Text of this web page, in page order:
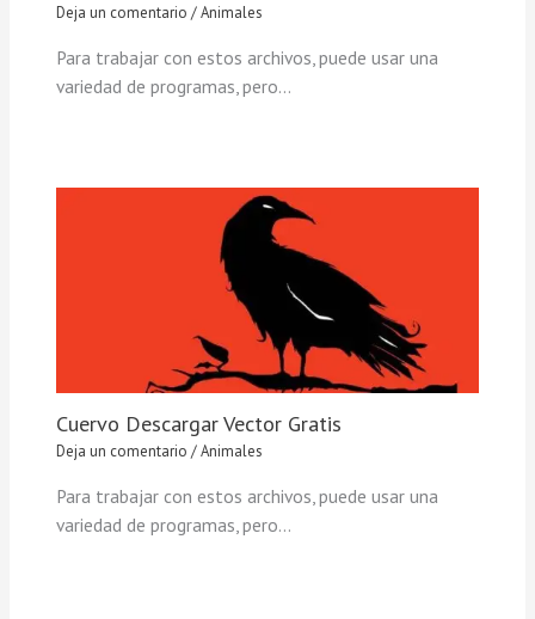
Deja un comentario /Animales
Para trabajar con estos archivos, puede usar una
variedad de programas, pero…
Cuervo Descargar Vector Gratis
Deja un comentario /Animales
Para trabajar con estos archivos, puede usar una
variedad de programas, pero…